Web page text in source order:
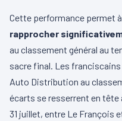
Cette performance permet
rapprocher
au classement général au
sacre final. Les
Auto Distribution au
écarts se resserrent en tête
31 juillet, entre Le François